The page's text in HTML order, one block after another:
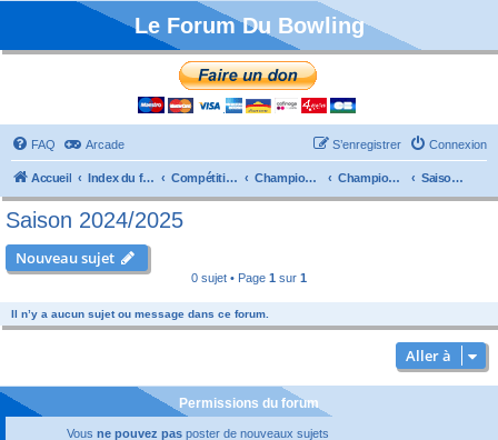
Le Forum Du Bowling
FAQ Arcade Connexion
S’enregistrer
Accueil Index du forum Compétitions Championnats de France Championnat Départemental Saison 2024/2025
Saison 2024/2025
Nouveau sujet
0 sujet • Page 1 sur 1
Il n’y a aucun sujet ou message dans ce forum.
Aller à
Permissions du forum
Vous ne pouvez pas poster de nouveaux sujets